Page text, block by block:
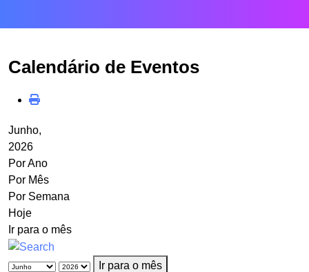
Calendário de Eventos
Junho,
2026
Por Ano
Por Mês
Por Semana
Hoje
Ir para o mês
Ir para o mês